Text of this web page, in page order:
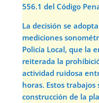
556.1 del Código
La decisión se
mediciones
Policía Local, que la
reiterada la
actividad ruidosa
horas. Estos
construcción de la